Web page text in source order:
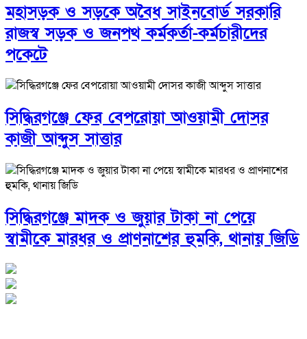
মহাসড়ক ও সড়কে অবৈধ সাইনবোর্ড সরকারি
রাজস্ব সড়ক ও জনপথ কর্মকর্তা-কর্মচারীদের
পকেটে
সিদ্ধিরগঞ্জে ফের বেপরোয়া আওয়ামী দোসর
কাজী আব্দুস সাত্তার
সিদ্ধিরগঞ্জে মাদক ও জুয়ার টাকা না পেয়ে
স্বামীকে মারধর ও প্রাণনাশের হুমকি, থানায় জিডি